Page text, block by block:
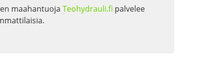
maahantuoja Teohydrauli.fi palvelee